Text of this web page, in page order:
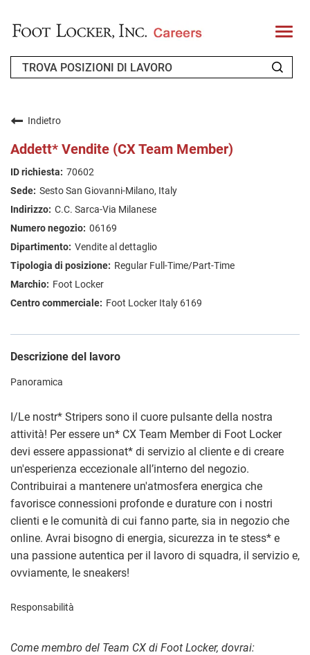
T
o
l
FAQ
CERCA LAVORO
Indietro
Addett* Vendite (CX Team Member)
70602
Sesto San Giovanni-Milano, Italy
C.C. Sarca-Via Milanese
06169
Vendite al dettaglio
Regular Full-Time/Part-Time
Foot Locker
Foot Locker Italy 6169
Descrizione del lavoro
Panoramica
I/Le nostr* Stripers sono il cuore pulsante della nostra
attività! Per essere un* CX Team Member di Foot Locker
devi essere appassionat* di servizio al cliente e di creare
un'esperienza eccezionale all’interno del negozio.
Contribuirai a mantenere un'atmosfera energica che
favorisce connessioni profonde e durature con i nostri
clienti e le comunità di cui fanno parte, sia in negozio che
online. Avrai bisogno di energia, sicurezza in te stess* e
una passione autentica per il lavoro di squadra, il servizio e,
ovviamente, le sneakers!
Responsabilità
Come membro del Team CX di Foot Locker, dovrai: